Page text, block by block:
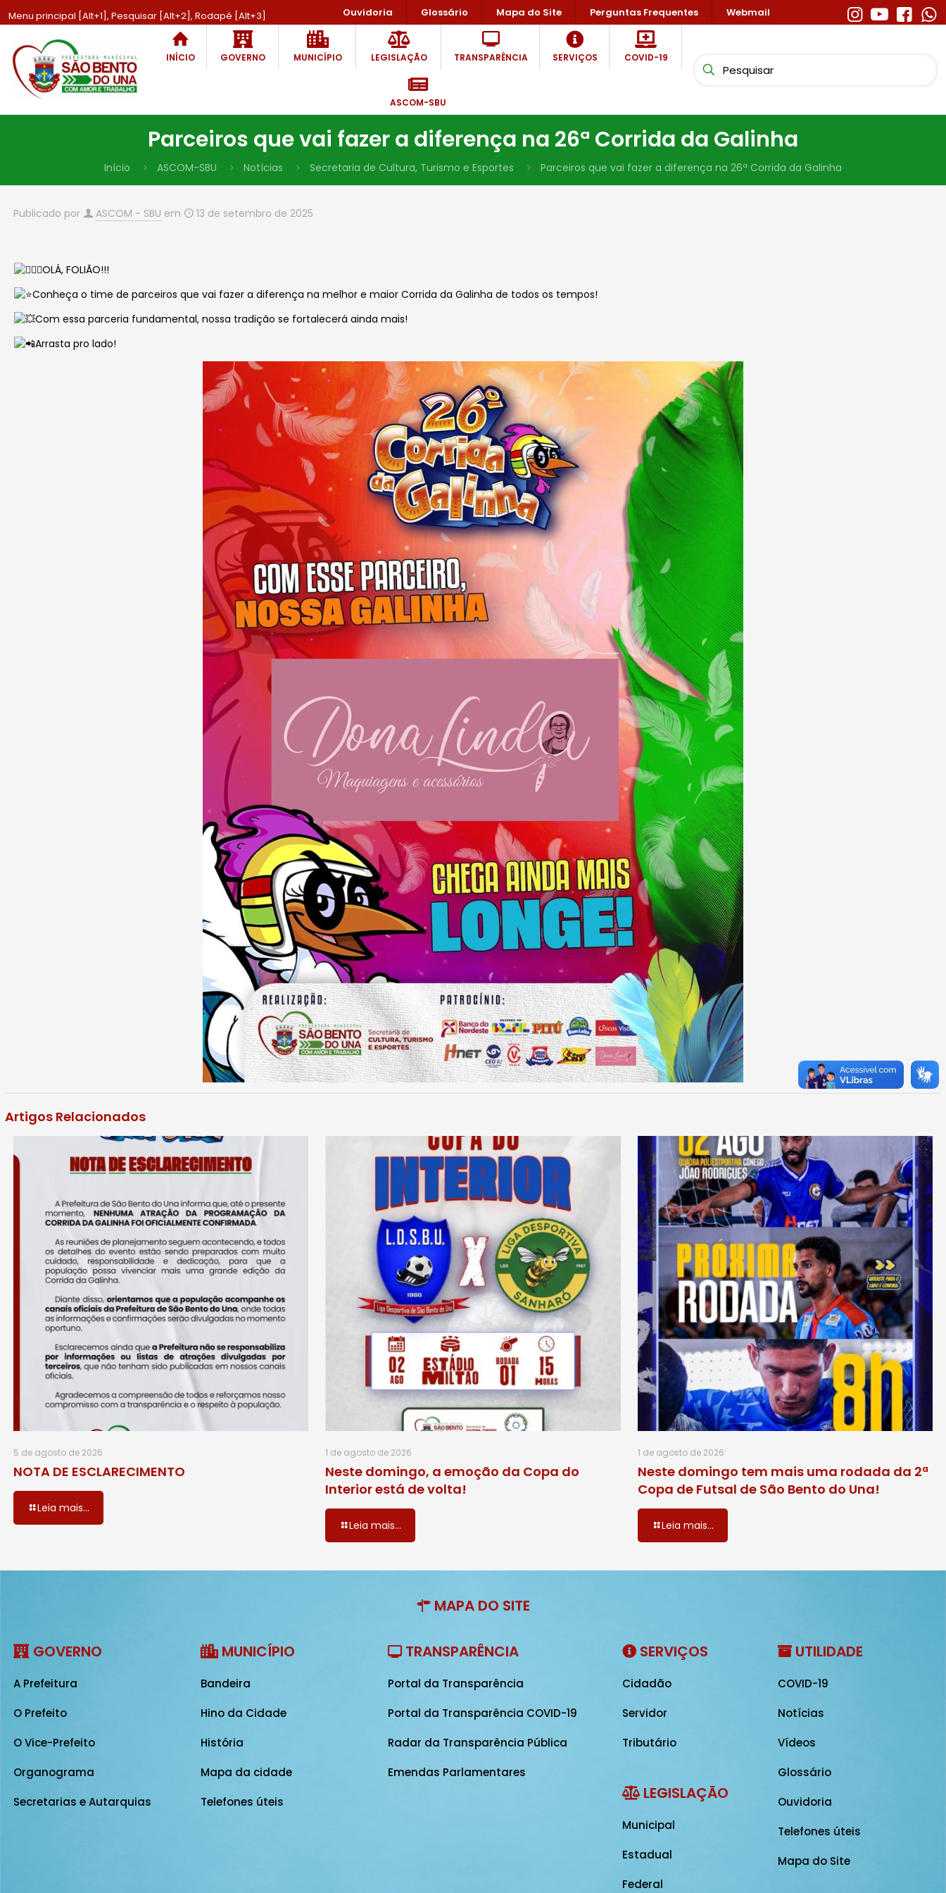
Menu principal [Alt+1], Pesquisar [Alt+2], Rodapé [Alt+3] Ouvidoria Glossário Mapa do Site Perguntas Frequentes Webmail
INÍCIO GOVERNO MUNICÍPIO LEGISLAÇÃO TRANSPARÊNCIA SERVIÇOS COVID-19
ASCOM-SBU
Parceiros que vai fazer a diferença na 26ª Corrida da Galinha
Início ASCOM-SBU Notícias Secretaria de Cultura, Turismo e Esportes Parceiros que vai fazer a diferença na 26ª Corrida da Galinha
Publicado por ASCOM - SBU em 13 de setembro de 2025
OLÁ, FOLIÃO!!!
Conheça o time de parceiros que vai fazer a diferença na melhor e maior Corrida da Galinha de todos os tempos!
Com essa parceria fundamental, nossa tradição se fortalecerá ainda mais!
Arrasta pro lado!
Artigos Relacionados
5 de agosto de 2026
NOTA DE ESCLARECIMENTO
Leia mais...
1 de agosto de 2026
Neste domingo, a emoção da Copa do
Interior está de volta!
Leia mais...
1 de agosto de 2026
Neste domingo tem mais uma rodada da 2ª
Copa de Futsal de São Bento do Una!
Leia mais...
MAPA DO SITE
GOVERNO
A Prefeitura
O Prefeito
O Vice-Prefeito
Organograma
Secretarias e Autarquias
MUNICÍPIO
Bandeira
Hino da Cidade
História
Mapa da cidade
Telefones úteis
TRANSPARÊNCIA
Portal da Transparência
Portal da Transparência COVID-19
Radar da Transparência Pública
Emendas Parlamentares
SERVIÇOS
Cidadão
Servidor
Tributário
LEGISLAÇÃO
Municipal
Estadual
Federal
UTILIDADE
COVID-19
Notícias
Vídeos
Glossário
Ouvidoria
Telefones úteis
Mapa do Site